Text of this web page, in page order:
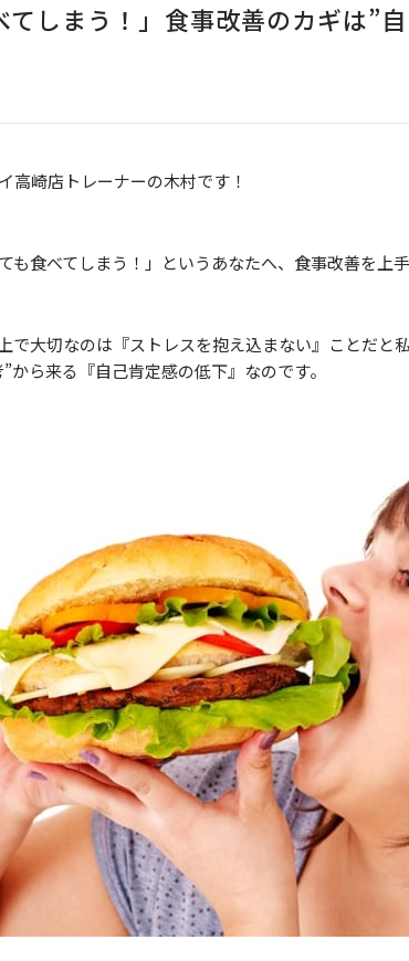
てしまう！」食事改善のカギは”
高崎店トレーナーの木村です！
も食べてしまう！」というあなたへ、食事改善を上
で大切なのは『ストレスを抱え込まない』ことだと
から来る『自己肯定感の低下』なのです。